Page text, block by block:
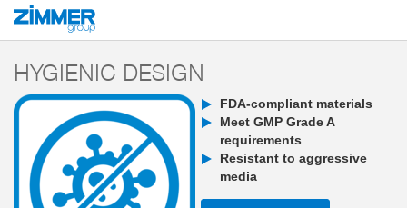
Start Products
HYGIENIC DESIGN
FDA-compliant materials
Meet GMP Grade A
requirements
Resistant to aggressive
media